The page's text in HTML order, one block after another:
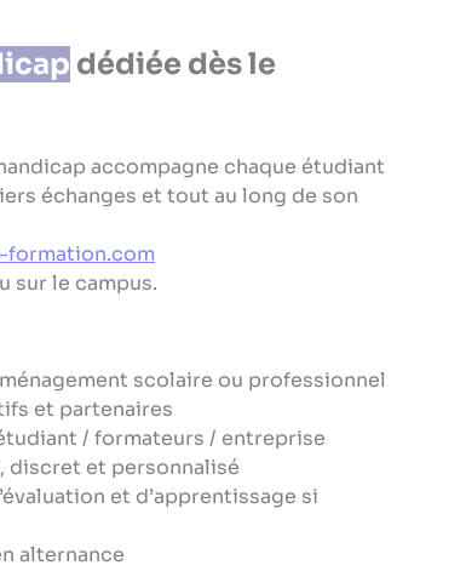
dédiée dès le
accompagne chaque étudiant
échanges et tout au long de son
formation.com
sur le campus.
scolaire ou professionnel
et partenaires
/ formateurs / entreprise
discret et personnalisé
et d’apprentissage si
alternance